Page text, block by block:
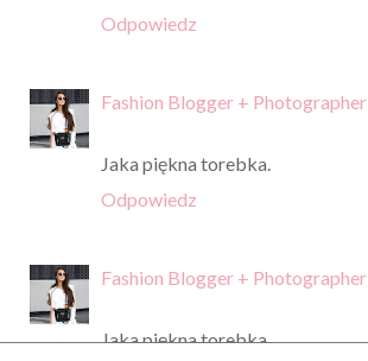
Odpowiedz
Fashion Blogger + Photographer
Jaka piękna torebka.
Odpowiedz
Fashion Blogger + Photographer
Jaka piękna torebka.